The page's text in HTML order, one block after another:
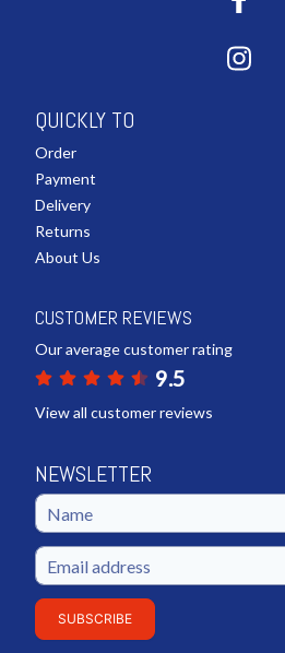
QUICKLY TO
Order
Payment
Delivery
Returns
About Us
CUSTOMER REVIEWS
Our average customer rating
9.5
View all customer reviews
NEWSLETTER
SUBSCRIBE